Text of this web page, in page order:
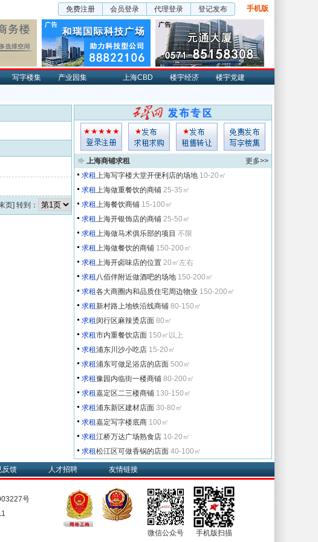
免费注册 会员登录 代理登录 登记发布 手机版
写字楼集 产业园集 上海CBD 楼宇经济
楼宇党建
页] 转到：
上海商铺求租
更多>>
求租上海写字楼大堂开便利店的场地 10-20㎡
求租上海做重餐饮的商铺 25-35㎡
求租上海餐饮商铺 15-100㎡
求租上海开银饰店的商铺 25-50㎡
求租上海做马术俱乐部的项目 不限
求租上海做餐饮的商铺 150-200㎡
求租上海开卤味店的位置 20㎡左右
求租 八佰伴附近做酒吧的场地 150-200㎡
求租各大商圈内和品质住宅周边物业 150-200㎡
求租新村路上地铁沿线商铺 80-150㎡
求租 闵行区麻辣烫店面 80㎡
求租市内重餐饮店面 150㎡以上
求租浦东川沙小吃店 15-20㎡
求租浦东可做足浴店的店面 500㎡
求租豫园内临街一楼商铺 80-200㎡
求租嘉定区二三楼商铺 130-150㎡
求租浦东新区建材店面 30-80㎡
求租嘉定写字楼底商 100㎡
求租江桥万达广场熟食店 10-20㎡
求租松江区可做香锅的店面 40-100㎡
反馈 人才招聘 友情链接
号
微信公众号 手机版扫描